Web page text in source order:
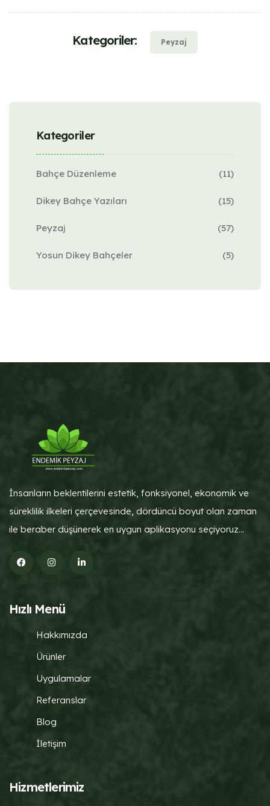
Kategoriler: Peyzaj
Kategoriler
Bahçe Düzenleme (11)
Dikey Bahçe Yazıları (15)
Peyzaj (57)
Yosun Dikey Bahçeler (5)
İnsanların beklentilerini estetik, fonksiyonel, ekonomik ve
süreklilik ilkeleri çerçevesinde, dördüncü boyut olan zaman
ile beraber düşünerek en uygun aplikasyonu seçiyoruz...
Hızlı Menü
Hakkımızda
Ürünler
Uygulamalar
Referanslar
Blog
İletişim
Hizmetlerimiz